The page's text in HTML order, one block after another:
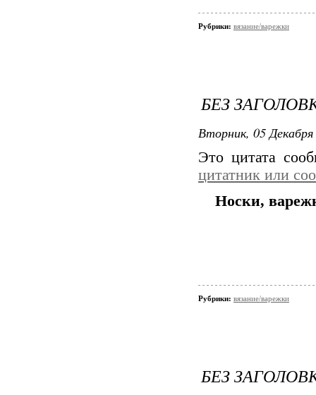
Рубрики: вязание/варежки
БЕЗ
Вторник, 05
Это цитата
цитатник или
Носки,
Рубрики: вязание/варежки
БЕЗ